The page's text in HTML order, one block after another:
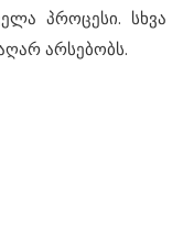
პროცესი. სხვა
არსებობს.